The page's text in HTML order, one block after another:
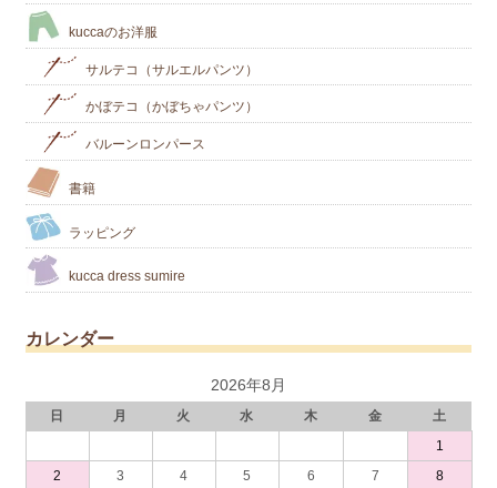
kuccaのお洋服
サルテコ（サルエルパンツ）
かぼテコ（かぼちゃパンツ）
バルーンロンパース
書籍
ラッピング
kucca dress sumire
カレンダー
2026年8月
日 月 火 水 木 金
土
1
2
3 4 5 6 7 8